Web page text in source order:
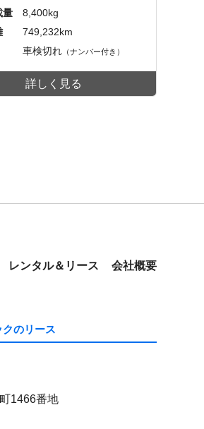
量
8,400kg
749,232km
車検切れ （ナンバー付き）
詳しく見る
レンタル＆リース 会社概要
のリース
1466番地